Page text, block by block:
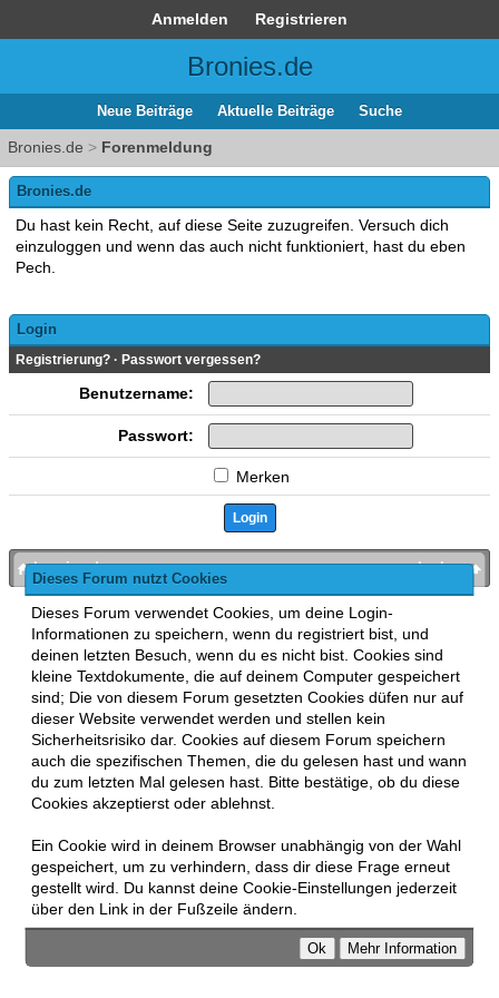
Anmelden Registrieren
Bronies.de
Neue Beiträge Aktuelle Beiträge Suche
Bronies.de > Forenmeldung
Dieses Forum nutzt Cookies
Dieses Forum verwendet Cookies, um deine Login-
Informationen zu speichern, wenn du registriert bist, und
deinen letzten Besuch, wenn du es nicht bist. Cookies sind
kleine Textdokumente, die auf deinem Computer gespeichert
sind; Die von diesem Forum gesetzten Cookies düfen nur auf
dieser Website verwendet werden und stellen kein
Sicherheitsrisiko dar. Cookies auf diesem Forum speichern
auch die spezifischen Themen, die du gelesen hast und wann
du zum letzten Mal gelesen hast. Bitte bestätige, ob du diese
Cookies akzeptierst oder ablehnst.
Ein Cookie wird in deinem Browser unabhängig von der Wahl
gespeichert, um zu verhindern, dass dir diese Frage erneut
gestellt wird. Du kannst deine Cookie-Einstellungen jederzeit
über den Link in der Fußzeile ändern.
Bronies.de
Du hast kein Recht, auf diese Seite zuzugreifen. Versuch dich
einzuloggen und wenn das auch nicht funktioniert, hast du eben
Pech.
Login
Registrierung? · Passwort vergessen?
Benutzername:
Passwort:
Merken
nach oben
bronies.de
MyBB , mobile Fassung: MyBB GoMobile
Zur Desktop-Version wechseln
This forum usesLukasz TkaczMyBB addons.